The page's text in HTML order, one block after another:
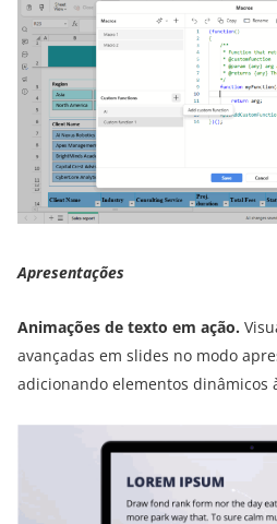
Apresentações
Animações de texto em ação.
avançadas em slides no modo
adicionando elementos dinâmicos